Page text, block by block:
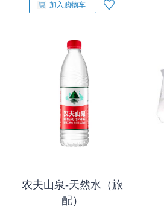
加入购物车
农夫山泉-天然水（旅
配）